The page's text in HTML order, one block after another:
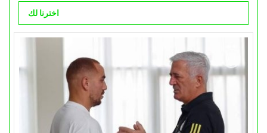
اخترنا لك